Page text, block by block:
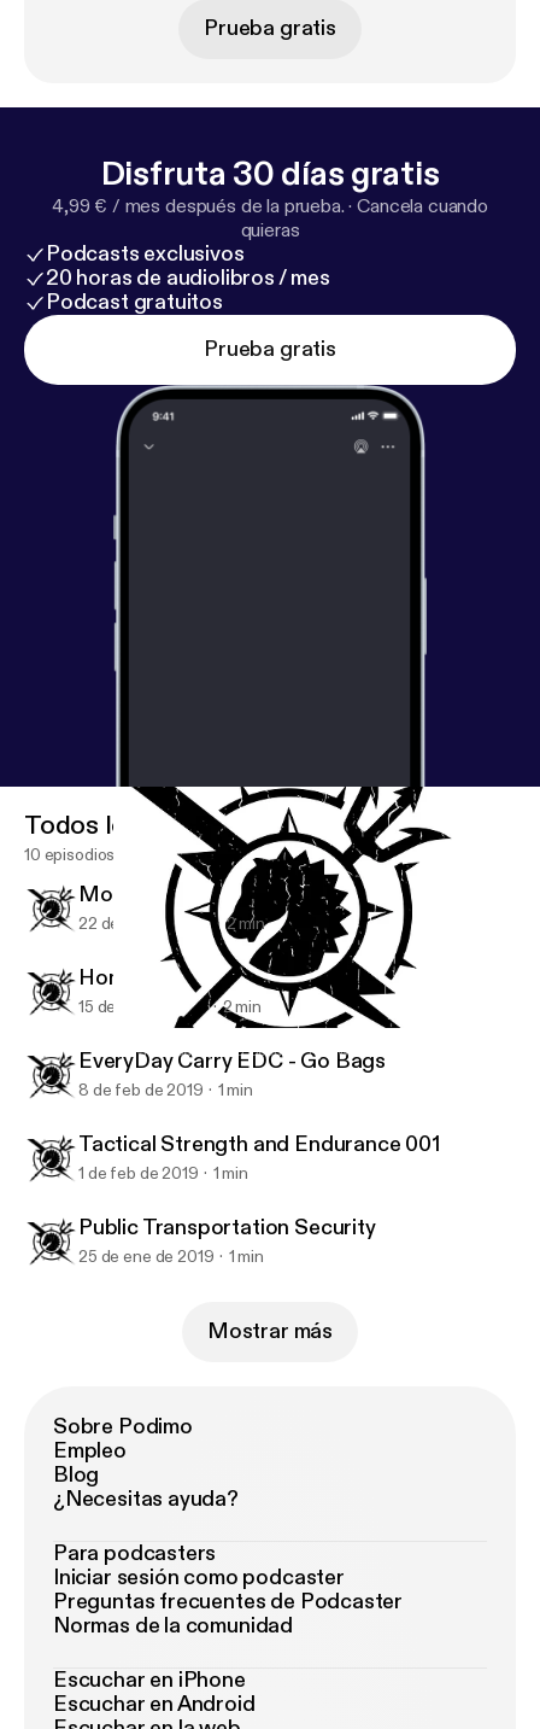
Prueba gratis
Disfruta 30 días gratis
4,99 € / mes después de la prueba. ·Cancela cuando
quieras
Podcasts exclusivos
20 horas de audiolibros / mes
Podcast gratuitos
Prueba gratis
Survival, Safety and Security Tips with Clint Emerson
Todos los episodios
10 episodios
Mobile Device Security - Passwords
22 de feb de 2019 2 min
Home Security 001
15 de feb de 2019 2 min
EveryDay Carry EDC - Go Bags
8 de feb de 2019 1 min
Tactical Strength and Endurance 001
1 de feb de 2019 1 min
Public Transportation Security
25 de ene de 2019 1 min
Mostrar más
Sobre Podimo
Empleo
Blog
¿Necesitas ayuda?
Para podcasters
Iniciar sesión como podcaster
Preguntas frecuentes de Podcaster
Normas de la comunidad
Escuchar en iPhone
Escuchar en Android